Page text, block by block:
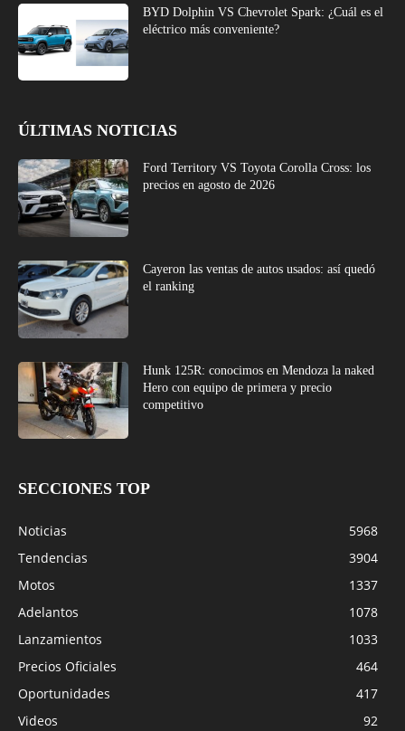
BYD Dolphin VS Chevrolet Spark: ¿Cuál es el
eléctrico más conveniente?
ÚLTIMAS NOTICIAS
Ford Territory VS Toyota Corolla Cross: los
precios en agosto de 2026
Cayeron las ventas de autos usados: así quedó
el ranking
Hunk 125R: conocimos en Mendoza la naked
Hero con equipo de primera y precio
competitivo
SECCIONES TOP
Noticias
5968
Tendencias
3904
Motos
1337
Adelantos
1078
Lanzamientos
1033
Precios Oficiales
464
Oportunidades
417
Videos
92